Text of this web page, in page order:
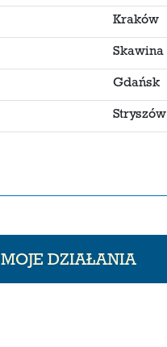
Kraków
Skawina
Gdańsk
Stryszów
MOJE DZIAŁANIA